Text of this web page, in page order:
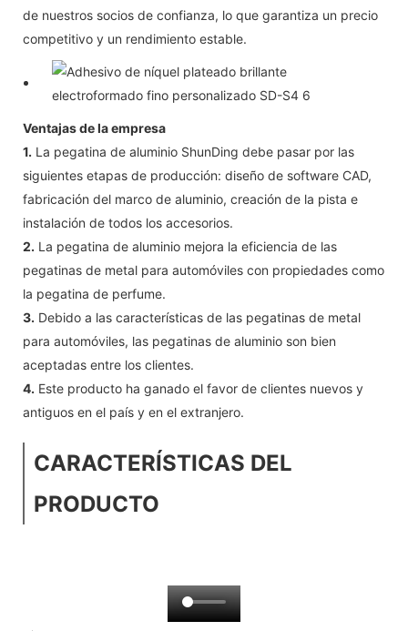
de nuestros socios de confianza, lo que garantiza un precio
competitivo y un rendimiento estable.
Ventajas de la empresa
1. La pegatina de aluminio ShunDing debe pasar por las
siguientes etapas de producción: diseño de software CAD,
fabricación del marco de aluminio, creación de la pista e
instalación de todos los accesorios.
2. La pegatina de aluminio mejora la eficiencia de las
pegatinas de metal para automóviles con propiedades como
la pegatina de perfume.
3. Debido a las características de las pegatinas de metal
para automóviles, las pegatinas de aluminio son bien
aceptadas entre los clientes.
4. Este producto ha ganado el favor de clientes nuevos y
antiguos en el país y en el extranjero.
CARACTERÍSTICAS DEL
PRODUCTO